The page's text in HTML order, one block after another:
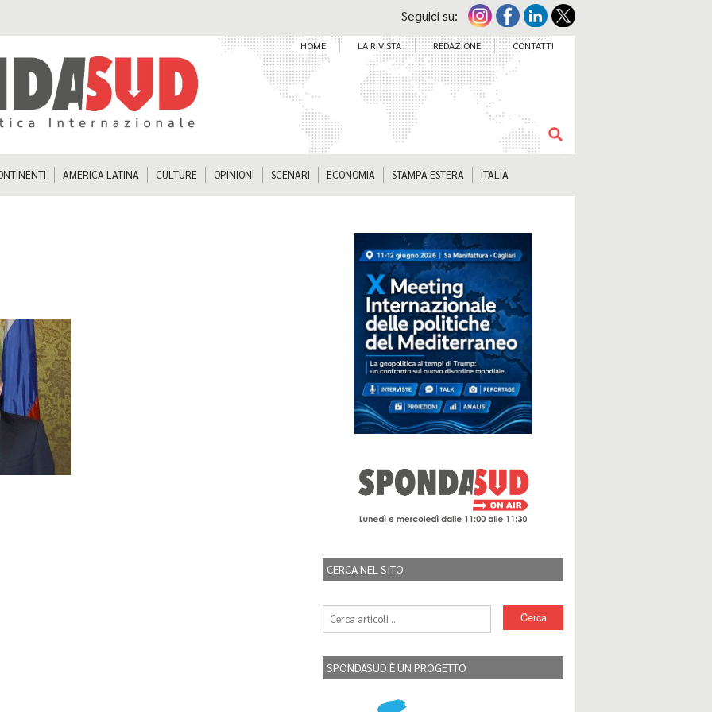
Seguici su:
HOME LA RIVISTA REDAZIONE CONTATTI
AMERICA LATINA CULTURE OPINIONI SCENARI ECONOMIA STAMPA ESTERA ITALIA
CERCA NEL SITO
SPONDASUD È UN PROGETTO